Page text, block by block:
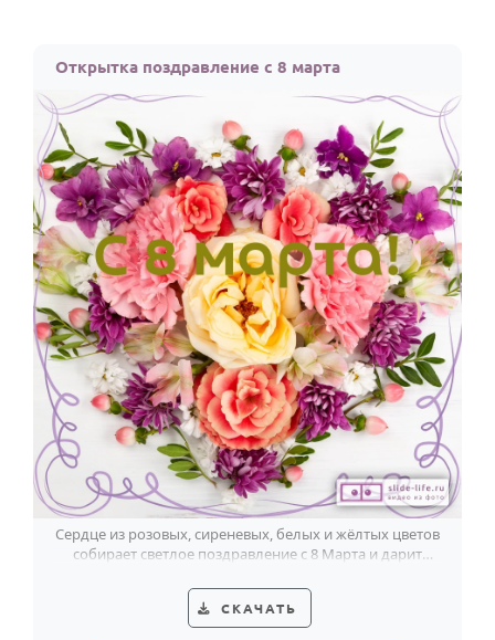
Открытка поздравление с 8 марта
Сердце из розовых, сиреневых, белых и жёлтых цветов
собирает светлое поздравление с 8 Марта и дарит
СКАЧАТЬ